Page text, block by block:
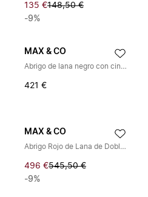
135 €148,50 €
-9%
MAX & CO
Abrigo de lana negro con cinturón
421 €
MAX & CO
Abrigo Rojo de Lana de Doble Botonadura
496 €545,50 €
-9%